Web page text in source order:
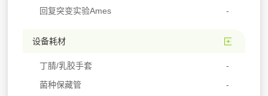
回复突变实验Ames
设备耗材
丁腈/乳胶手套
菌种保藏管